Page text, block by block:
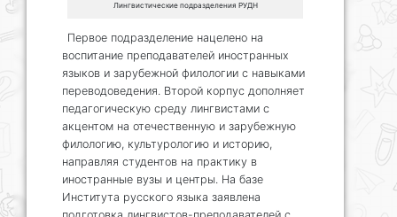
Лингвистические подразделения РУДН
Первое подразделение нацелено на
воспитание преподавателей иностранных
языков и зарубежной филологии с навыками
переводоведения. Второй корпус дополняет
педагогическую среду лингвистами с
акцентом на отечественную и зарубежную
филологию, культурологию и историю,
направляя студентов на практику в
иностранные вузы и центры. На базе
Института русского языка заявлена
подготовка лингвистов-преподавателей с